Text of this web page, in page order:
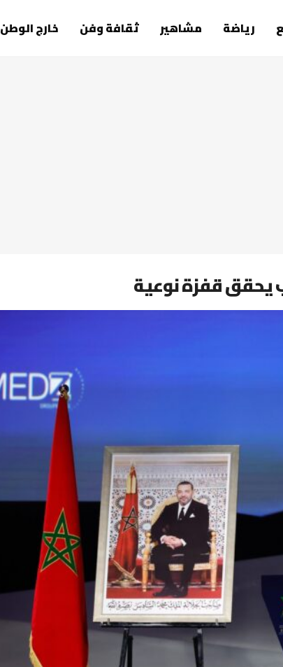
رياضة مشاهير ثقافة وفن خارج الوطن
يحقق قفزة نوعية